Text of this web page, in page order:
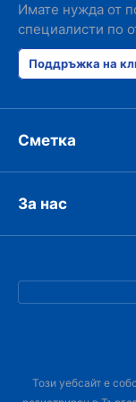
Имате нужда от
специалисти по
Поддръжка на
Сметка
За нас
Този уебсайт е